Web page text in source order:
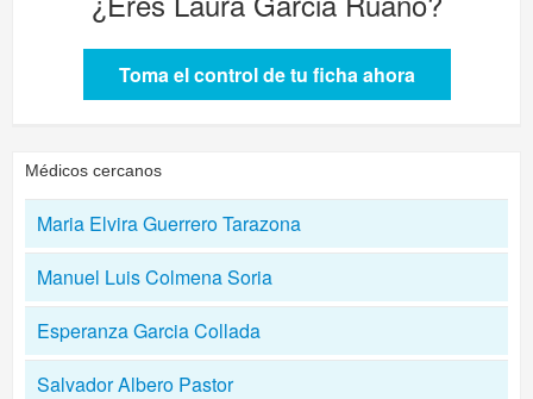
Toma el control de tu ficha ahora
Médicos cercanos
Maria Elvira Guerrero Tarazona
Manuel Luis Colmena Soria
Esperanza Garcia Collada
Salvador Albero Pastor